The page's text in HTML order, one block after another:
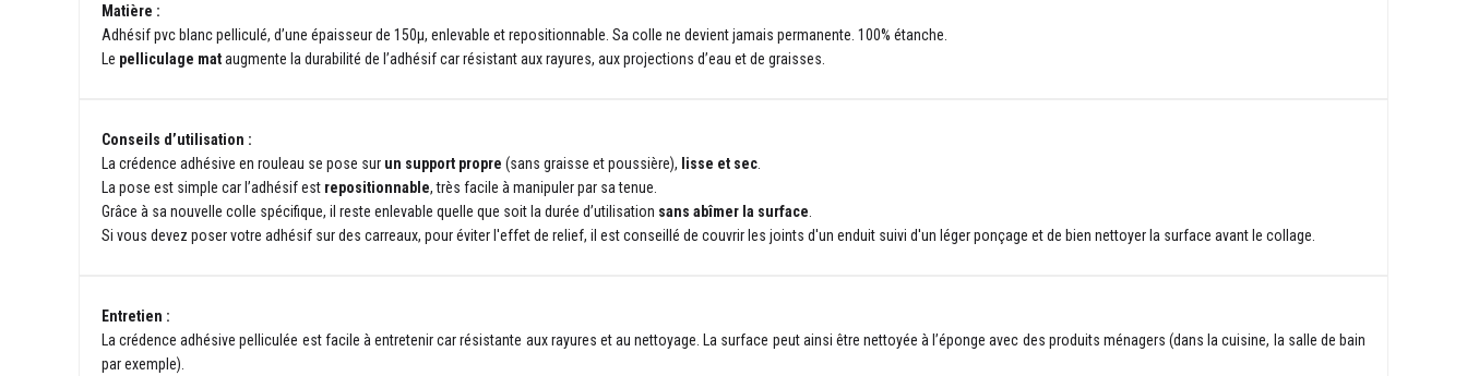
Matière :
Adhésif pvc blanc pelliculé, d’une épaisseur de 150µ, enlevable et repositionnable. Sa colle ne devient jamais permanente. 100% étanche.
Le pelliculage mataugmente la durabilité de l’adhésif car résistant aux rayures, aux projections d’eau et de graisses.
Conseils d’utilisation :
La crédence adhésive en rouleau se pose sur un support propre (sans graisse et poussière), lisse et sec
La pose est simple car l’adhésif est repositionnable, très facile à manipuler par sa tenue.
Grâce à sa nouvelle colle spécifique, il reste enlevable quelle que soit la durée d’utilisation sans abîmer la surface
Si vous devez poser votre adhésif sur des carreaux, pour éviter l'effet de relief, il est conseillé de couvrir les joints d'un enduit suivi d'un léger ponçage et de bien nettoyer la surface avant le collage.
Entretien :
La crédence adhésive pelliculée est facile à entretenir car résistante aux rayures et au nettoyage.
La surface peut ainsi être nettoyée à l’éponge avec des produits ménagers (dans la cuisine, la salle de bain
par exemple).